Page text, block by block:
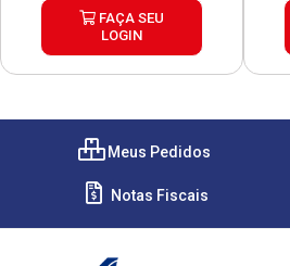
FAÇA SEU
LOGIN
Meus Pedidos
Notas Fiscais